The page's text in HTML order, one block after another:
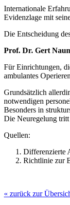
Internationale
Evidenzlage mit
Die Entscheidung
Prof. Dr. Gert
Für Einrichtungen,
ambulantes
Grundsätzlich
notwendigen
Besonders in
Die Neuregelung
Quellen:
Differenzierte
Richtlinie zur
« zurück zur